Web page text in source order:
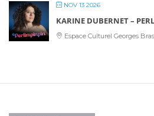
NOV 13 2026
KARINE DUBERNET –
Espace Culturel Georges